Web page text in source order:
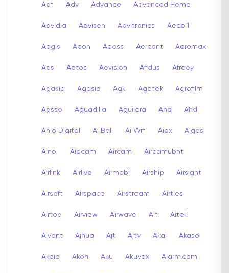
Adt Adv Advance Advanced Home
Advidia Advisen Advitronics Aecbl1
Aegis Aeon Aeoss Aercont Aeromax
Aes Aetos Aevision Afidus Afreey
Agasia Agasio Agk Agptek Agrofilm
Agsso Aguadilla Aguilera Aha Ahd
Ahio Digital Ai Ball Ai Wifi Aiex Aigas
Ainol Aipcam Aircam Aircamubnt
Airlink Airlive Airmobi Airship Airsight
Airsoft Airspace Airstream Airties
Airtop Airview Airwave Ait Aitek
Aivant Ajhua Ajt Ajtv Akai Akaso
Akeia Akon Aku Akuvox Alarm.com